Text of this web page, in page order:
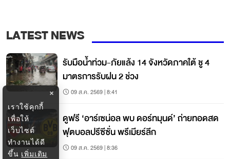
LATEST NEWS
รับมือน้ำท่วม-ภัยแล้ง 14 จังหวัดภาคใต้ ชู 4
มาตรการรับฝน 2 ช่วง
09 ส.ค. 2569 | 8:41
ดูฟรี ‘อาร์เซน่อล พบ ดอร์ทมุนด์’ ถ่ายทอดสด
ฟุตบอลปรีซีซั่น พรีเมียร์ลีก
09 ส.ค. 2569 | 8:36
×
เราใช้คุกกี้
เพื่อให้
เว็บไซต์
ทำงานได้ดี
ขึ้น เพิ่มเติม